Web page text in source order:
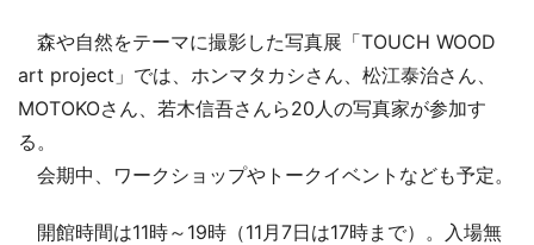
森や自然をテーマに撮影した写真展「TOUCH WOOD
art project」では、ホンマタカシさん、松江泰治さん、
MOTOKOさん、若木信吾さんら20人の写真家が参加す
る。
会期中、ワークショップやトークイベントなども予定。
開館時間は11時～19時（11月7日は17時まで）。入場無